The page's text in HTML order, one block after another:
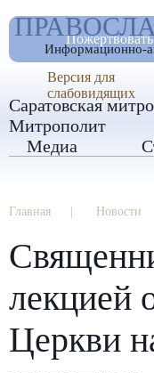
Информационно-
Пожертвовать
Версия для
слабовидящих
Саратовская
Митрополит
Медиа
Главная Новости
лекцией
Церкви